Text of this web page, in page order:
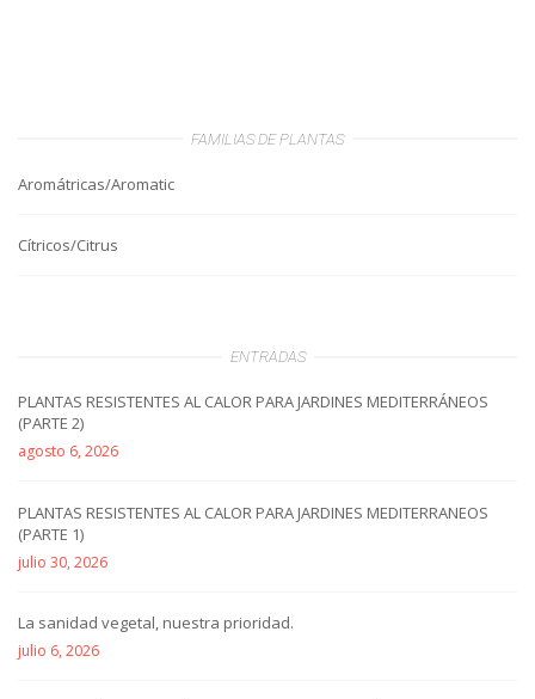
FAMILIAS DE PLANTAS
Aromátricas/Aromatic
Cítricos/Citrus
ENTRADAS
PLANTAS RESISTENTES AL CALOR PARA JARDINES MEDITERRÁNEOS
(PARTE 2)
agosto 6, 2026
PLANTAS RESISTENTES AL CALOR PARA JARDINES MEDITERRANEOS
(PARTE 1)
julio 30, 2026
La sanidad vegetal, nuestra prioridad.
julio 6, 2026